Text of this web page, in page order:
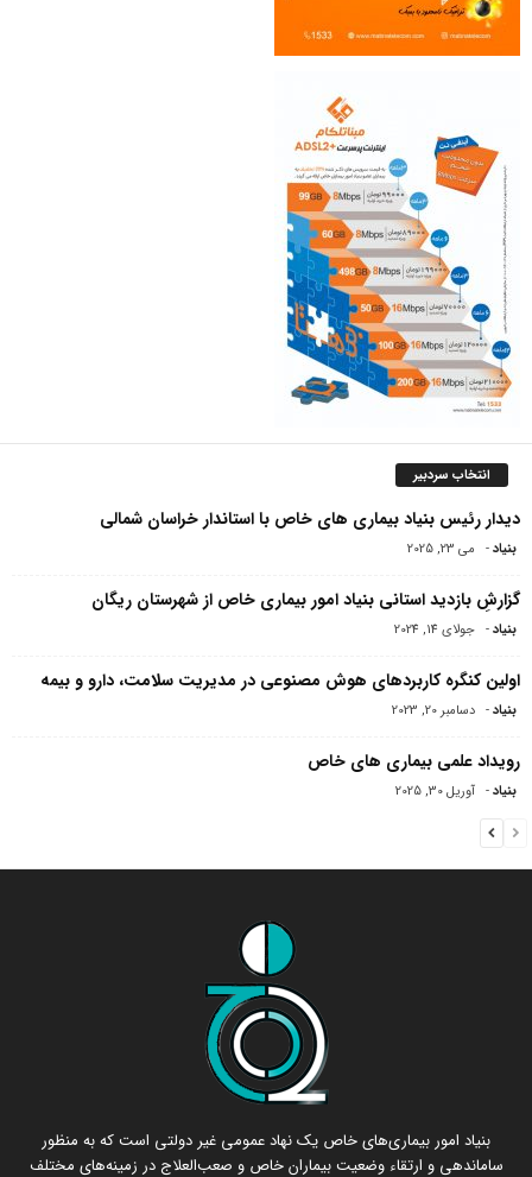
انتخاب سردبیر
دیدار رئیس بنیاد بیماری های خاص با استاندار خراسان شمالی
بنیاد- می 23, 2025
گزارشِ بازدید استانی بنیاد امور بیماری خاص از شهرستان ریگان
بنیاد- جولای 14, 2024
اولین کنگره کاربردهای هوش مصنوعی در مدیریت سلامت، دارو و بیمه
بنیاد- دسامبر 20, 2023
رویداد علمی بیماری های خاص
بنیاد- آوریل 30, 2025
بنیاد امور بیماری‌های خاص یک نهاد عمومی غیر دولتی است که به منظور
ساماندهی و ارتقاء وضعیت بیماران خاص و صعب‌العلاج در زمینه‌های مختلف